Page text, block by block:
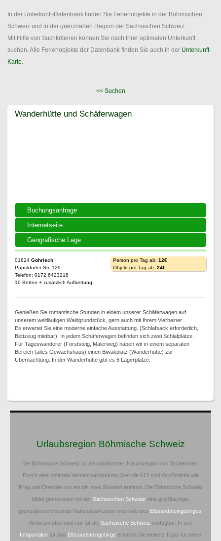
In der Unterkunft-Datenbank finden Sie Ferienobjekte in der Böhmischen
Schweiz und in der grenznahen Region der Sächsischen Schweiz.
Mit Hilfe von Suchkriterien können Sie nach Ihrer optimalen Unterkunft
suchen. Alle Ferienobjekte der Datenbank finden Sie auch in der Unterkunft-
Karte.
<< Suchen
Wanderhütte und Schäferwagen
Wanderhütte und Schäferwagen
Buchungsanfrage
Internetseite
Geografische Lage
01824 Gohrisch
Papstdorfer Str. 129
Telefon: 0172 6423218
10 Betten + zusätzlich Aufbettung
Person pro Tag ab: 12€
Objekt pro Tag ab: 24€
Genießen Sie romantische Stunden in einem unserer Schäferwagen auf
unserem weitläufigen Waldgrundstück, gern auch mit Ihrem Vierbeiner.
Es erwartet Sie eine moderne einfache Ausstattung. (Schlafsack erforderlich,
Bettzeug mietbar). In jedem Schäferwagen befinden sich zwei Schlafplätze.
Für Tageswanderer (Forststeig, Malerweg) haben wir in einem separaten
Bereich (altes Gewächshaus) einen Biwakplatz (Wanderhütte) zur
Übernachtung. In der Wanderhütte gibt es 6 Lagerplätze.
Urlaubsregion Böhmische Schweiz
Die Böhmische Schweiz ist die nördlichste Urlaubsregion von Tschechien.
Durch eine optimale Verkehrsanbindung über die A17 sind Großstädte wie
Prag und Dresden nur ein bis zwei Stunden entfernt. Die Böhmische Schweiz
bildet gemeinsam mit der Sächsischen Schweiz eine großflächige,
grenzüberschreitende Nationalparkzone innerhalb des Elbsandsteingebirges
Webcamfotos sind nur für die Sächsische Schweiz verfügbar. In sen
Infoportalen für das Elbsandsteingebirge erhalten Sie weitere Tipps für einen